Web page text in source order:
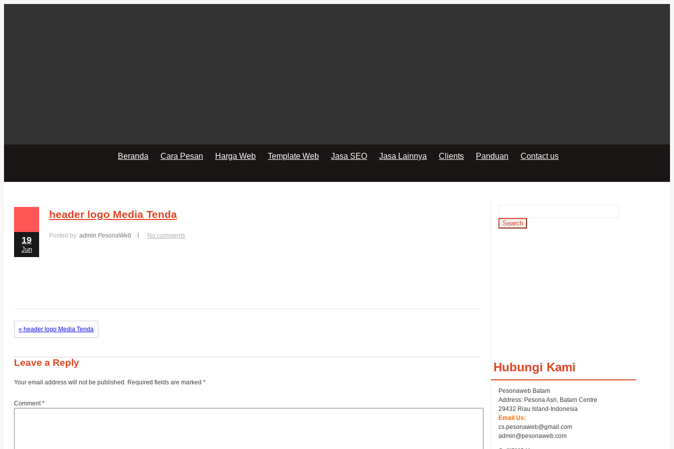
Beranda Cara Pesan Harga Web Template Web Jasa SEO Jasa Lainnya Clients Panduan Contact us
19
Jun
header logo Media Tenda
Posted by: admin PesonaWeb No comments
« header logo Media Tenda
Leave a Reply
Your email address will not be published. Required fields are marked *
Comment *
Hubungi Kami
Pesonaweb Batam
Address: Pesona Asri, Batam Centre
29432 Riau Island-Indonesia
Email Us:
cs.pesonaweb@gmail.com
admin@pesonaweb.com